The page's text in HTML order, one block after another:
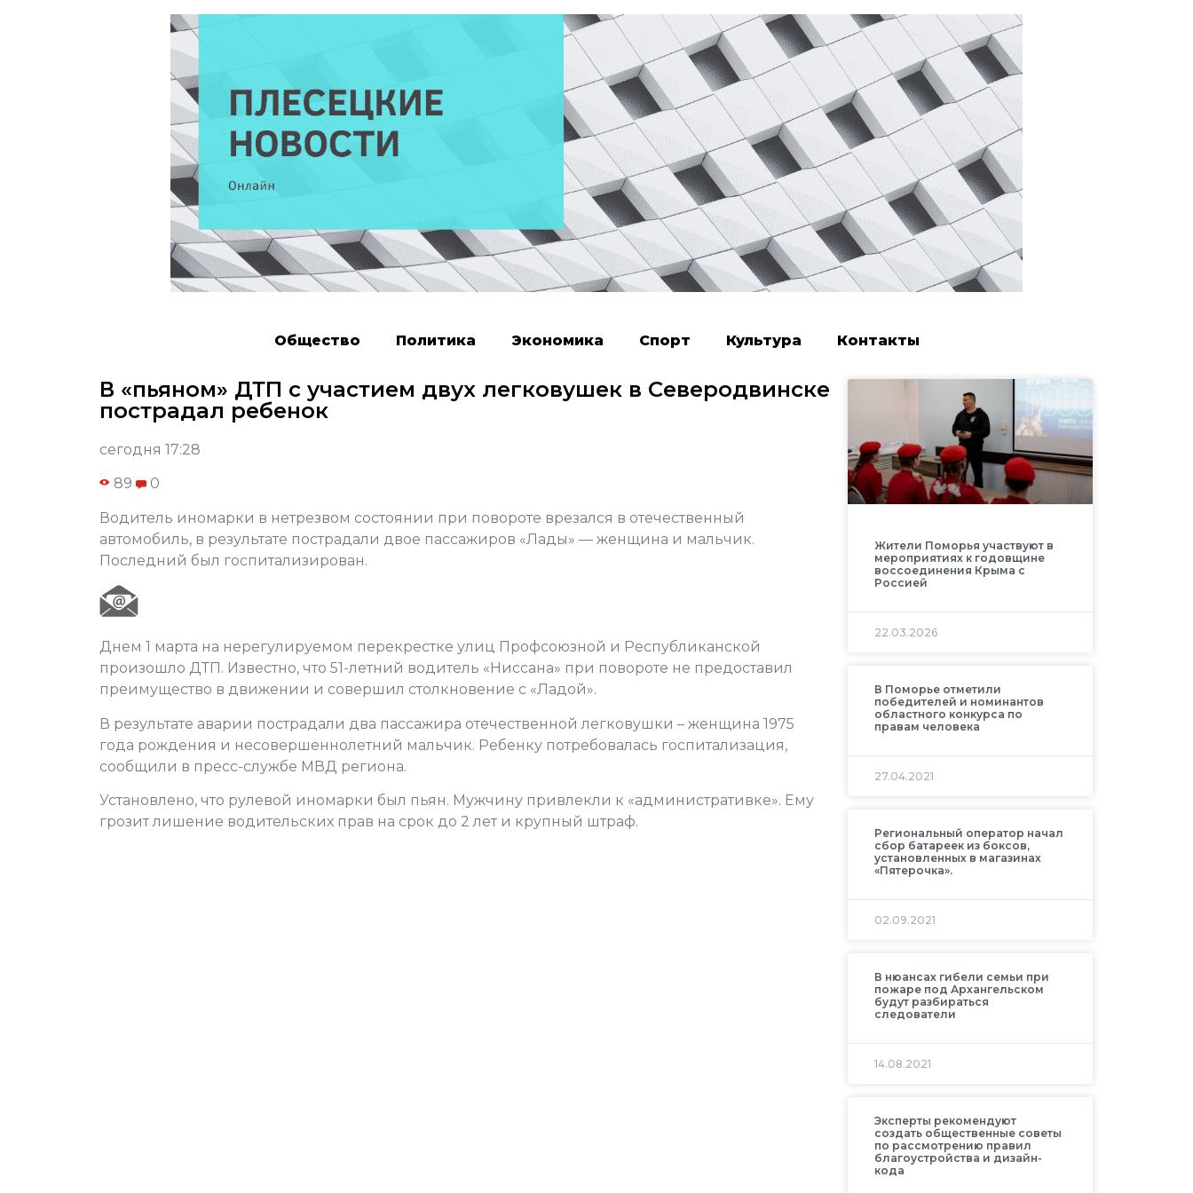
Общество Политика Экономика Спорт Культура Контакты
В «пьяном» ДТП с участием двух легковушек в Северодвинске
пострадал ребенок
сегодня 17:28
89 0
Водитель иномарки в нетрезвом состоянии при повороте врезался в отечественный
автомобиль, в результате пострадали двое пассажиров «Лады» — женщина и мальчик.
Последний был госпитализирован.
Днем 1 марта на нерегулируемом перекрестке улиц Профсоюзной и Республиканской
произошло ДТП. Известно, что 51-летний водитель «Ниссана» при повороте не предоставил
преимущество в движении и совершил столкновение с «Ладой».
В результате аварии пострадали два пассажира отечественной легковушки – женщина 1975
года рождения и несовершеннолетний мальчик. Ребенку потребовалась госпитализация,
сообщили в пресс-службе МВД региона.
Установлено, что рулевой иномарки был пьян. Мужчину привлекли к «административке». Ему
грозит лишение водительских прав на срок до 2 лет и крупный штраф.
Жители Поморья участвуют в
мероприятиях к годовщине
воссоединения Крыма с
Россией
22.03.2026
В Поморье отметили
победителей и номинантов
областного конкурса по
правам человека
27.04.2021
Региональный оператор начал
сбор батареек из боксов,
установленных в магазинах
«Пятерочка».
02.09.2021
В нюансах гибели семьи при
пожаре под Архангельском
будут разбираться
следователи
14.08.2021
Эксперты рекомендуют
создать общественные советы
по рассмотрению правил
благоустройства и дизайн-
кода